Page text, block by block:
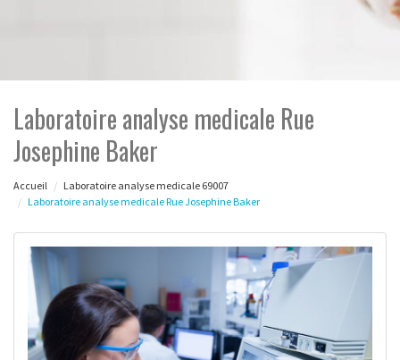
Laboratoire analyse medicale Rue
Josephine Baker
Accueil
Laboratoire analyse medicale 69007
Laboratoire analyse medicale Rue Josephine Baker